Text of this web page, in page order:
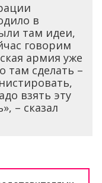
в
там идеи,
говорим
армия уже
там сделать –
взять эту
– сказал